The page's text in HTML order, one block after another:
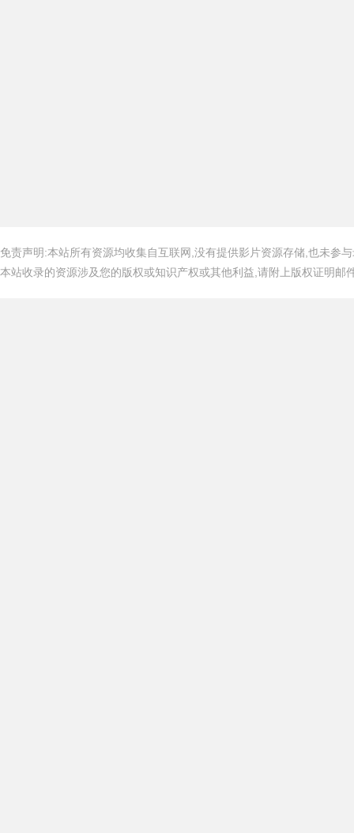
免责声明:本站所有资源均收集自互联网,没有提供影片资源存储,也未参
本站收录的资源涉及您的版权或知识产权或其他利益,请附上版权证明